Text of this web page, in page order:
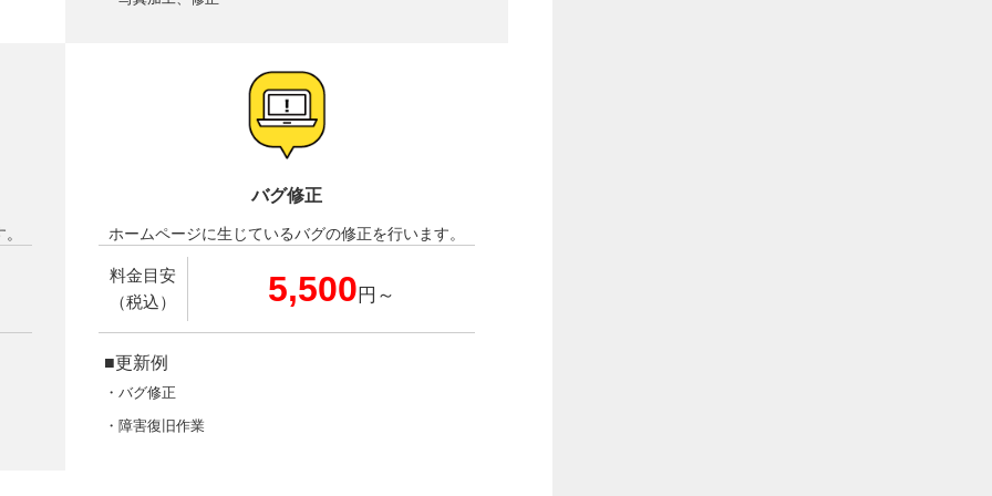
バグ修正
ホームページに生じているバグの修正を行います。
料金目安
（税込）
5,500 円～
■更新例
・バグ修正
・障害復旧作業